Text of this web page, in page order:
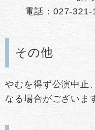
電話：027-321-
その他
やむを得ず公演中止
なる場合がございま